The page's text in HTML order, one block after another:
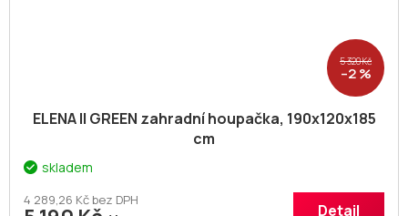
5 320 Kč
–2 %
ELENA II GREEN zahradní houpačka, 190x120x185
cm
skladem
4 289,26 Kč bez DPH
Detail